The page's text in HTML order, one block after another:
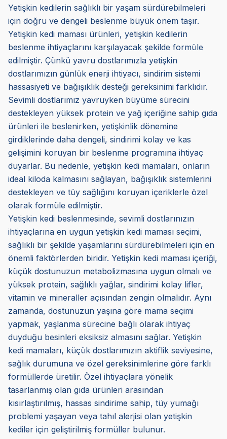
Yetişkin kedilerin sağlıklı bir yaşam sürdürebilmeleri
için doğru ve dengeli beslenme büyük önem taşır.
Yetişkin kedi maması ürünleri, yetişkin kedilerin
beslenme ihtiyaçlarını karşılayacak şekilde formüle
edilmiştir. Çünkü yavru dostlarımızla yetişkin
dostlarımızın günlük enerji ihtiyacı, sindirim sistemi
hassasiyeti ve bağışıklık desteği gereksinimi farklıdır.
Sevimli dostlarımız yavruyken büyüme sürecini
destekleyen yüksek protein ve yağ içeriğine sahip gıda
ürünleri ile beslenirken, yetişkinlik dönemine
girdiklerinde daha dengeli, sindirimi kolay ve kas
gelişimini koruyan bir beslenme programına ihtiyaç
duyarlar. Bu nedenle, yetişkin kedi mamaları, onların
ideal kiloda kalmasını sağlayan, bağışıklık sistemlerini
destekleyen ve tüy sağlığını koruyan içeriklerle özel
olarak formüle edilmiştir.
Yetişkin kedi beslenmesinde, sevimli dostlarınızın
ihtiyaçlarına en uygun yetişkin kedi maması seçimi,
sağlıklı bir şekilde yaşamlarını sürdürebilmeleri için en
önemli faktörlerden biridir. Yetişkin kedi maması içeriği,
küçük dostunuzun metabolizmasına uygun olmalı ve
yüksek protein, sağlıklı yağlar, sindirimi kolay lifler,
vitamin ve mineraller açısından zengin olmalıdır. Aynı
zamanda, dostunuzun yaşına göre mama seçimi
yapmak, yaşlanma sürecine bağlı olarak ihtiyaç
duyduğu besinleri eksiksiz almasını sağlar. Yetişkin
kedi mamaları, küçük dostlarımızın aktiflik seviyesine,
sağlık durumuna ve özel gereksinimlerine göre farklı
formüllerde üretilir. Özel ihtiyaçlara yönelik
tasarlanmış olan gıda ürünleri arasından
kısırlaştırılmış, hassas sindirime sahip, tüy yumağı
problemi yaşayan veya tahıl alerjisi olan yetişkin
kediler için geliştirilmiş formüller bulunur.